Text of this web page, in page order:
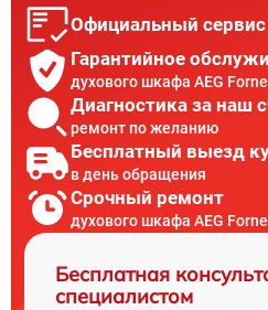
Официальный сервис
Гарантийное
духового шкафа AEG
Диагностика за наш
ремонт по желанию
Бесплатный выезд
в день обращения
Срочный ремонт
духового шкафа AEG
Бесплатная
специалистом